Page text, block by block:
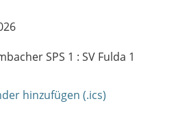
SPS 1 : SV Fulda 1
hinzufügen (.ics)